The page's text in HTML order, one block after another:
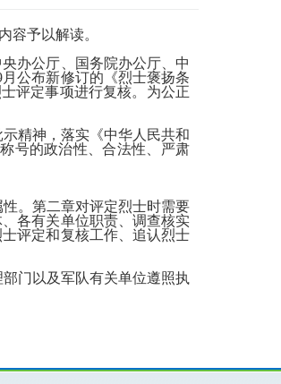
容予以解读。
办公厅、国务院办公厅、中
公布新修订的《烈士褒扬条
评定事项进行复核。为公正
精神，落实《中华人民共和
号的政治性、合法性、严肃
。第二章对评定烈士时需要
各有关单位职责、调查核实
评定和复核工作、追认烈士
门以及军队有关单位遵照执